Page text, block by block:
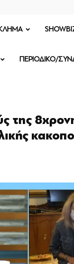
ΠΕΡΙΟΔΙΚΟ/